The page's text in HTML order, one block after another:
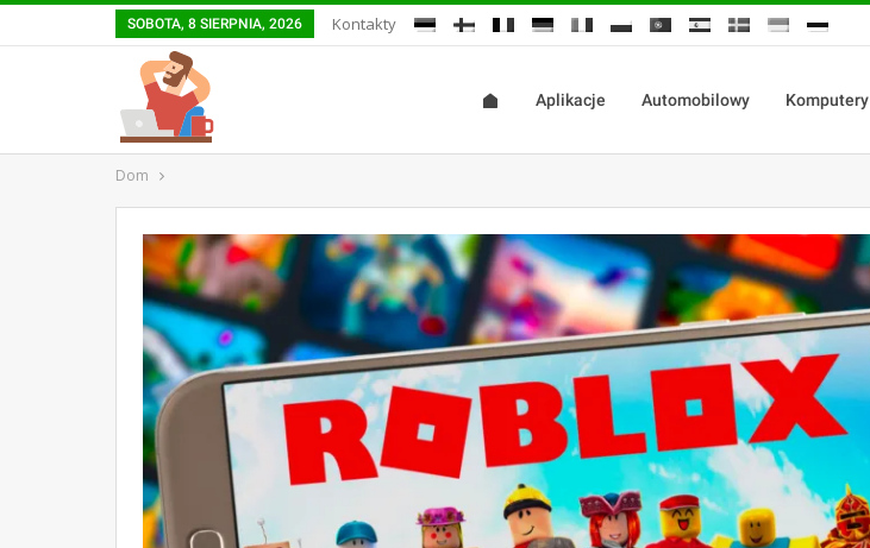
SOBOTA, 8 SIERPNIA, 2026 Kontakty
Aplikacje Automobilowy Komputery
Dom